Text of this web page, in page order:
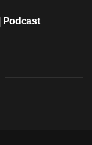
Podcast